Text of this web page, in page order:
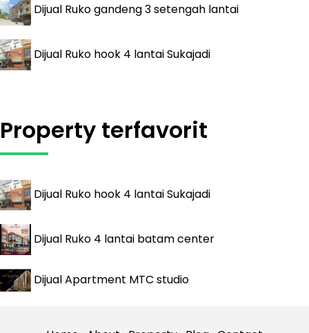
Dijual Ruko gandeng 3 setengah lantai
Dijual Ruko hook 4 lantai Sukajadi
Property terfavorit
Dijual Ruko hook 4 lantai Sukajadi
Dijual Ruko 4 lantai batam center
DijualApartment MTC studio